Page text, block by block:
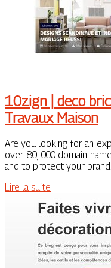
10zign | deco
Travaux Maison
Are you looking for an
over 80, 000 domain
and to protect your brand.
Lire la suite